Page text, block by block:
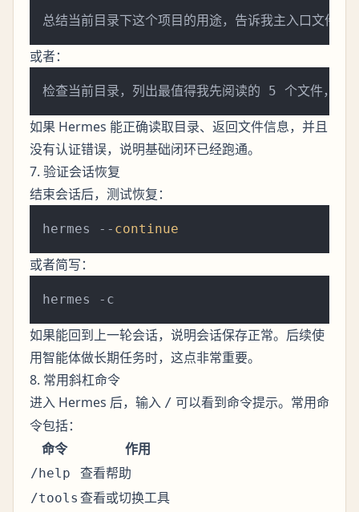
或者：
如果 Hermes 能正确读取目录、返回文件信息，并且
没有认证错误，说明基础闭环已经跑通。
7. 验证会话恢复
结束会话后，测试恢复：
hermes -- continue
或者简写：
如果能回到上一轮会话，说明会话保存正常。后续使
用智能体做长期任务时，这点非常重要。
8. 常用斜杠命令
进入 Hermes 后，输入 / 可以看到命令提示。常用命
令包括：
命令
作用
/help 查看帮助
/tools 查看或切换工具